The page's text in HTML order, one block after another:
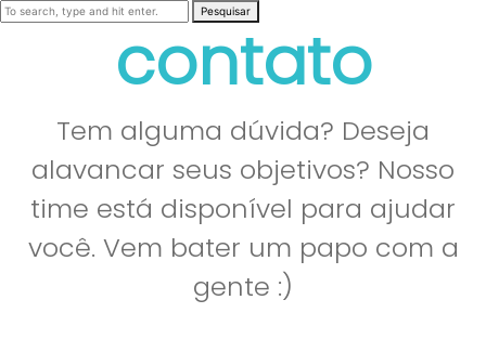
Pesquisar
contato
Tem alguma dúvida? Deseja
alavancar seus objetivos? Nosso
time está disponível para ajudar
você. Vem bater um papo com a
gente :)